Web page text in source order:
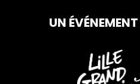
UN